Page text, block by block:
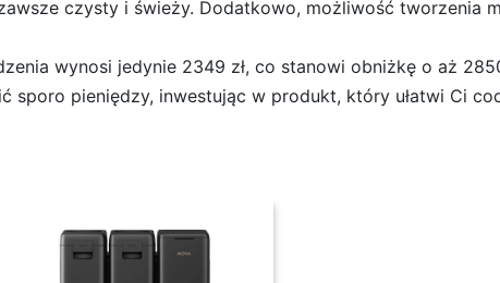
czysty i świeży. Dodatkowo, możliwość tworzenia
wynosi jedynie 2349 zł, co stanowi obniżkę o aż
sporo pieniędzy, inwestując w produkt, który ułatwi Ci